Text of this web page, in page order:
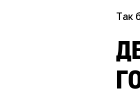
Так